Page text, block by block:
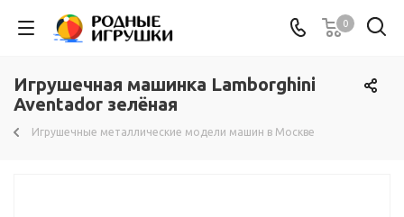
0
Игрушечная машинка Lamborghini
Aventador зелёная
Игрушечные металлические модели машин в Москве